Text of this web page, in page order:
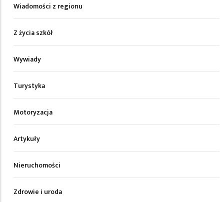
Wiadomości z regionu
Z życia szkół
Wywiady
Turystyka
Motoryzacja
Artykuły
Nieruchomości
Zdrowie i uroda